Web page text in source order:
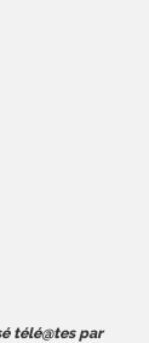
télé@tes par